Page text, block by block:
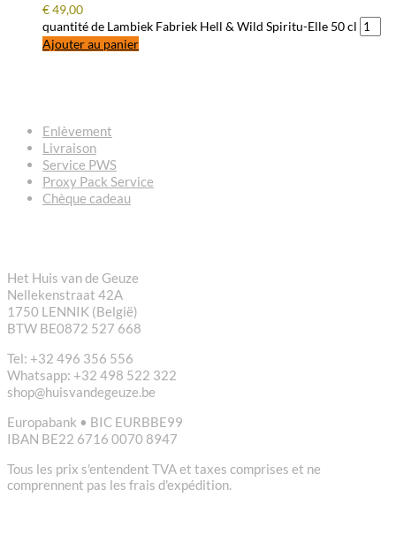
€49,00
quantité de Lambiek Fabriek Hell & Wild Spiritu-Elle 50 cl
Ajouter au panier
Enlèvement
Livraison
Service PWS
Proxy Pack Service
Chèque cadeau
Het Huis van de Geuze
Nellekenstraat 42A
1750 LENNIK (België)
BTW BE0872 527 668
Tel: +32 496 356 556
Whatsapp: +32 498 522 322
shop@huisvandegeuze.be
Europabank • BIC EURBBE99
IBAN BE22 6716 0070 8947
Tous les prix s'entendent TVA et taxes comprises et ne
comprennent pas les frais d'expédition.